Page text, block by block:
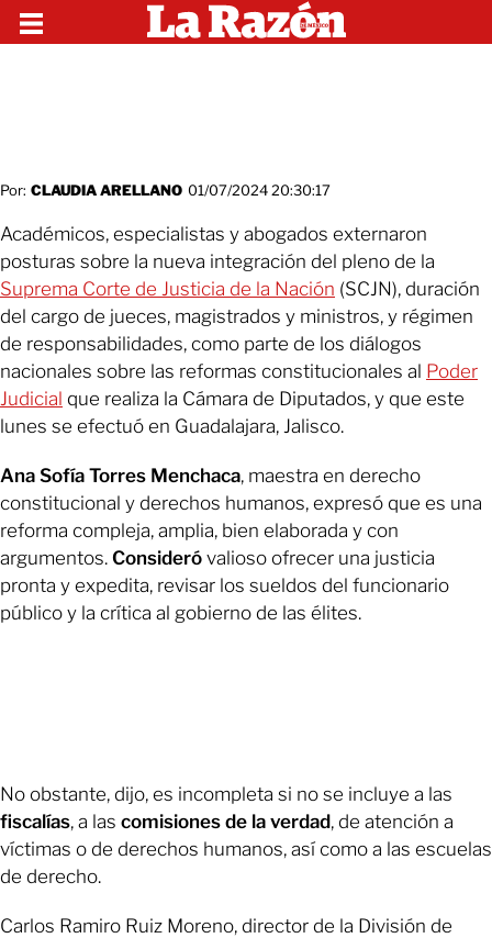
Por: CLAUDIA ARELLANO 01/07/2024 20:30:17
Académicos, especialistas y abogados externaron
posturas sobre la nueva integración del pleno de la
Suprema Corte de Justicia de la Nación (SCJN), duración
del cargo de jueces, magistrados y ministros, y régimen
de responsabilidades, como parte de los diálogos
nacionales sobre las reformas constitucionales al Poder
Judicial que realiza la Cámara de Diputados, y que este
lunes se efectuó en Guadalajara, Jalisco.
Ana Sofía Torres Menchaca, maestra en derecho
constitucional y derechos humanos, expresó que es una
reforma compleja, amplia, bien elaborada y con
argumentos. Consideró valioso ofrecer una justicia
pronta y expedita, revisar los sueldos del funcionario
público y la crítica al gobierno de las élites.
No obstante, dijo, es incompleta si no se incluye a las
fiscalías, a las comisiones de la verdad, de atención a
víctimas o de derechos humanos, así como a las escuelas
de derecho.
Carlos Ramiro Ruiz Moreno, director de la División de